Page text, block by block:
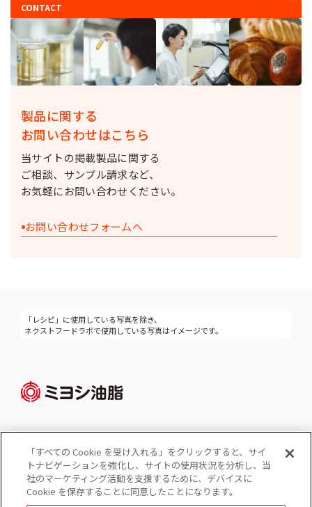
CONTACT
製品に関する
お問い合わせはこちら
当サイトの掲載製品に関する
ご相談、サンプル請求など、
お気軽にお問い合わせください。
お問い合わせフォームへ
「レシピ」に使用している写真を除き、
ネクストフードラボで使用している写真はイメージです。
Cookie 設定
コーポレートサイト
個人情報の保護
「すべての Cookie を受け入れる」をクリックすると、サイ
トナビゲーションを強化し、サイトの使用状況を分析し、当
社のマーケティング活動を支援するために、デバイスに
Cookie を保存することに同意したことになります。